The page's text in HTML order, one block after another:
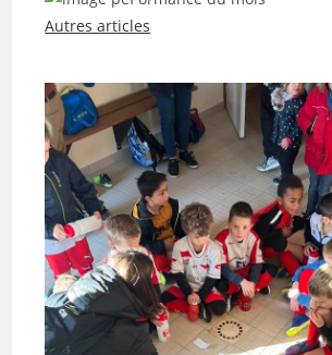
Autres articles